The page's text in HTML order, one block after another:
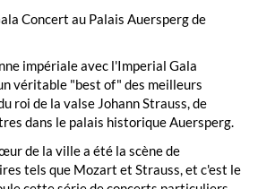
Concert au Palais Auersperg de
impériale avec l'Imperial Gala
véritable "best of" des meilleurs
roi de la valse Johann Strauss, de
dans le palais historique Auersperg.
de la ville a été la scène de
tels que Mozart et Strauss, et c'est le